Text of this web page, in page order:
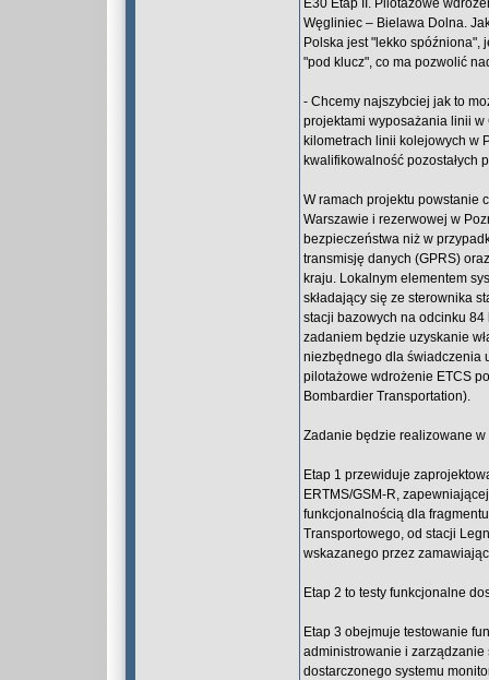
E30 Etap II. Pilotażowe
Węgliniec – Bielawa Dolna.
Polska jest "lekko spóźniona",
"pod klucz", co ma pozwolić
- Chcemy najszybciej jak to
projektami wyposażania linii w
kilometrach linii kolejowych w
kwalifikowalność pozostałych
W ramach projektu powstanie
Warszawie i rezerwowej w
bezpieczeństwa niż w
transmisję danych (GPRS)
kraju. Lokalnym elementem
składający się ze sterownika
stacji bazowych na odcinku
zadaniem będzie uzyskanie
niezbędnego dla świadczenia
pilotażowe wdrożenie ETCS
Bombardier Transportation).
Zadanie będzie realizowane w
Etap 1 przewiduje
ERTMS/GSM-R,
funkcjonalnością dla
Transportowego, od stacji
wskazanego przez
Etap 2 to testy funkcjonalne
Etap 3 obejmuje testowanie
administrowanie i zarządzanie
dostarczonego systemu